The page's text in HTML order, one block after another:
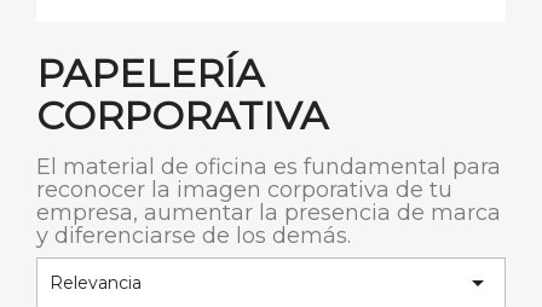
PAPELERÍA
CORPORATIVA
El material de oficina es fundamental para
reconocer la imagen corporativa de tu
empresa, aumentar la presencia de marca
y diferenciarse de los demás.
Relevancia 